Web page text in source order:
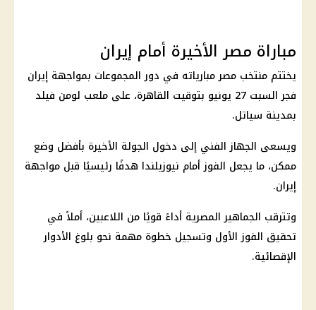
مباراة مصر الأخيرة أمام إيران
يختتم منتخب مصرمبارياته في دور المجموعات بمواجهة إيران
فجر السبت 27 يونيو بتوقيت
القاهرة، على ملعب لومن فيلد
بمدينة سياتل.
ويسعى الجهاز الفني إلى دخول الجولة الأخيرة بأفضل وضع
ممكن، ما يجعل الفوز أمام نيوزيلندا هدفًا رئيسيًا قبل مواجهة
إيران.
وتترقب الجماهير المصرية أداءً قويًا من اللاعبين، أملاً في
تحقيق الفوز الأول وتسجيل خطوة مهمة نحو بلوغ الأدوار
الإقصائية.